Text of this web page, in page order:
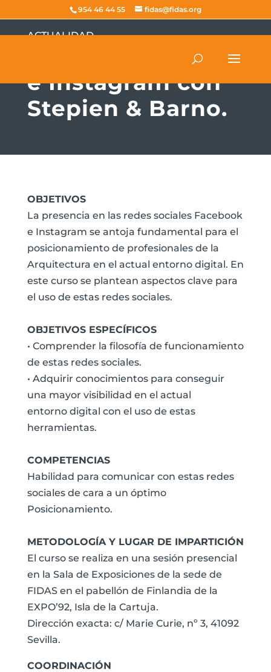
954 46 44 55 fidas@fidas.org
ACTUALIDAD
Taller de Facebook
e Instagram con
Stepien & Barno.
OBJETIVOS
La presencia en las redes sociales Facebook
e Instagram se antoja fundamental para el
posicionamiento de profesionales de la
Arquitectura en el actual entorno digital. En
este curso se plantean aspectos clave para
el uso de estas redes sociales.
OBJETIVOS ESPECÍFICOS
• Comprender la filosofía de funcionamiento
de estas redes sociales.
• Adquirir conocimientos para conseguir
una mayor visibilidad en el actual
entorno digital con el uso de estas
herramientas.
COMPETENCIAS
Habilidad para comunicar con estas redes
sociales de cara a un óptimo
Posicionamiento.
METODOLOGÍA Y LUGAR DE IMPARTICIÓN
El curso se realiza en una sesión presencial
en la Sala de Exposiciones de la sede de
FIDAS en el pabellón de Finlandia de la
EXPO’92, Isla de la Cartuja.
Dirección exacta: c/ Marie Curie, nº 3, 41092
Sevilla.
COORDINACIÓN